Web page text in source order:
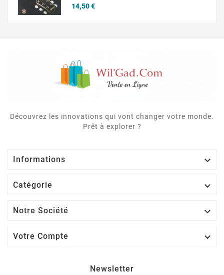
14,50 €Prix
Découvrez les innovations qui vont changer votre monde.
Prêt à explorer ?
Informations 
Catégorie 
Notre Société 
Votre Compte 
Newsletter